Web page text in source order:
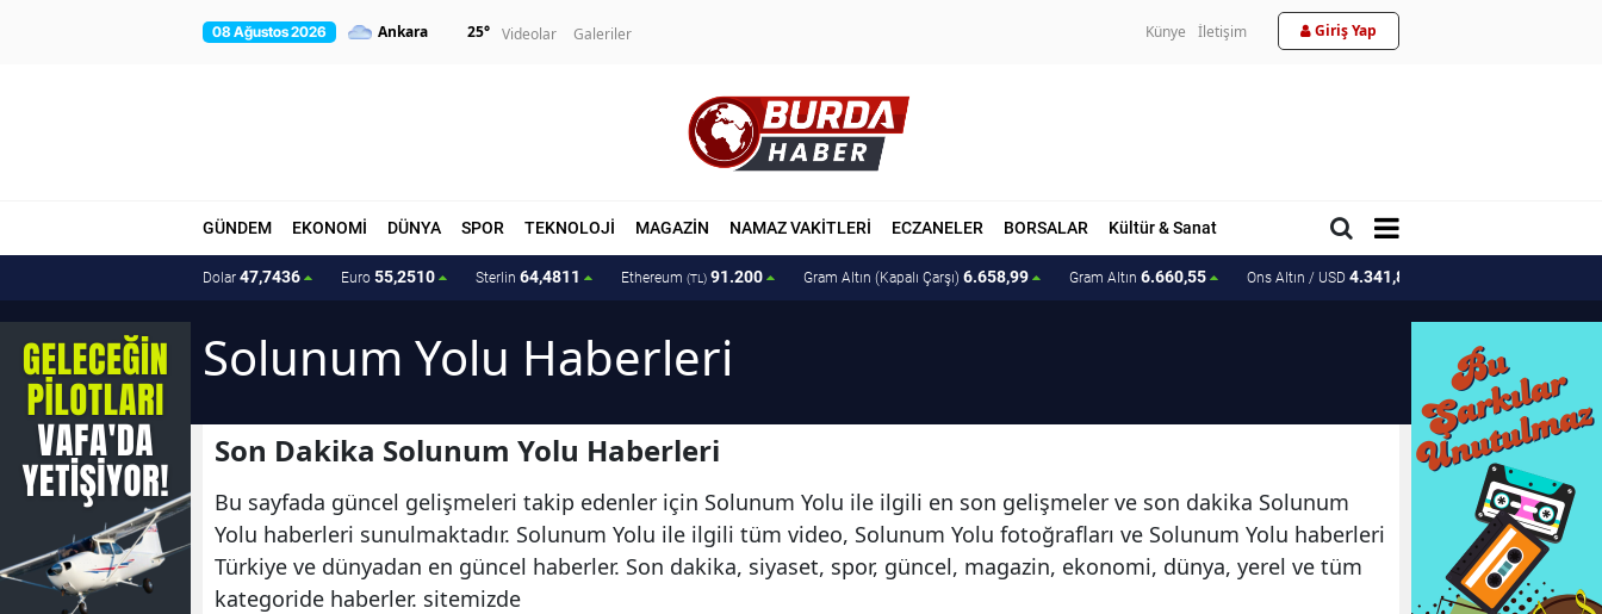
08 Ağustos 2026 25° Videolar Galeriler Künye İletişim Giriş Yap
GÜNDEM EKONOMİ DÜNYA SPOR TEKNOLOJİ MAGAZİN NAMAZ VAKİTLERİ ECZANELER BORSALAR Kültür & Sanat
Dolar 47,7436 Euro 55,2510 Sterlin 64,4811 Ethereum (TL) 91.200 Gram Altın (Kapalı Çarşı) 6.658,99 Gram Altın 6.660,55 Ons Altın / USD 4.341,81
Solunum Yolu Haberleri
Son Dakika Solunum Yolu Haberleri
Bu sayfada güncel gelişmeleri takip edenler için Solunum Yolu ile ilgili en son gelişmeler ve son dakika Solunum
Yolu haberleri sunulmaktadır. Solunum Yolu ile ilgili tüm video, Solunum Yolu fotoğrafları ve Solunum Yolu haberleri
Türkiye ve dünyadan en güncel haberler. Son dakika, siyaset, spor, güncel, magazin, ekonomi, dünya, yerel ve tüm
kategoride haberler. sitemizde